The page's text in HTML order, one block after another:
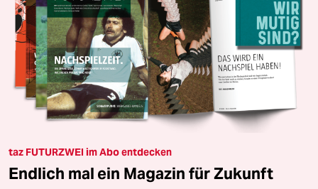
taz FUTURZWEI im Abo entdecken
Endlich mal ein Magazin für Zukunft